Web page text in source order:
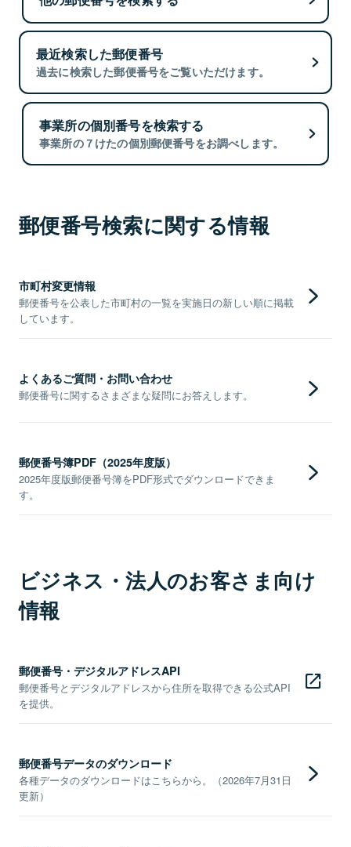
最近検索した郵便番号
過去に検索した郵便番号をご覧いただけます。
事業所の個別番号を検索する
事業所の７けたの個別郵便番号をお調べします。
郵便番号検索に関する情報
市町村変更情報
郵便番号を公表した市町村の一覧を実施日の新しい順に掲載
しています。
よくあるご質問・お問い合わせ
郵便番号に関するさまざまな疑問にお答えします。
郵便番号簿PDF（2025年度版）
2025年度版郵便番号簿をPDF形式でダウンロードできま
す。
ビジネス・法人のお客さま向け
情報
郵便番号・デジタルアドレスAPI
郵便番号とデジタルアドレスから住所を取得できる公式API
を提供。
郵便番号データのダウンロード
各種データのダウンロードはこちらから。（2026年7月31日
更新）